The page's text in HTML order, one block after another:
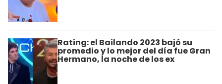
Rating: el Bailando 2023 bajó su
promedio y lo mejor del día fue Gran
Hermano, la noche de los ex